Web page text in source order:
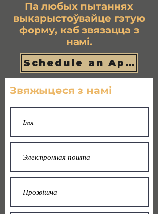
Па любых пытаннях
выкарыстоўвайце гэтую
форму, каб звязацца з
намі.
Schedule an Appointment
Звяжыцеся з намі